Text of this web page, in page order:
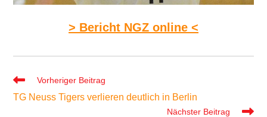
> Bericht NGZ online <
Weitere
ansehen
Vorheriger Beitrag
TG Neuss Tigers verlieren deutlich in Berlin
Nächster Beitrag